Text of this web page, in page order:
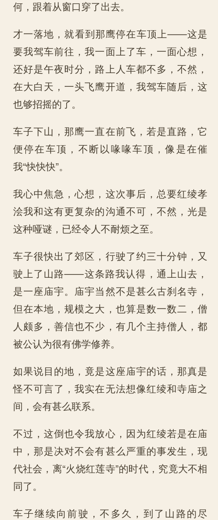
何，跟着从窗口穿了出去。
才一落地，就看到那鹰停在车顶上——这是
要我驾车前往，我一面上了车，一面心想，
还好是午夜时分，路上人车都不多，不然，
在大白天，一头飞鹰开道，我驾车随后，这
也够招摇的了。
车子下山，那鹰一直在前飞，若是直路，它
便停在车顶，不断以喙喙车顶，像是在催
我“快快快”。
我心中焦急，心想，这次事后，总要红绫孝
浍我和这有更复杂的沟通不可，不然，光是
这种哑谜，已经令人不耐烦之至。
车子很快出了郊区，行驶了约三十分钟，又
驶上了山路——这条路我认得，通上山去，
是一座庙宇。庙宇当然不是甚么古刹名寺，
但在本地，规模之大，也算是数一数二，僧
人颇多，善信也不少，有几个主持僧人，都
被公认为很有佛学修养。
如果说目的地，竟是这座庙宇的话，那真是
怪不可言了，我实在无法想像红绫和寺庙之
间，会有甚么联系。
不过，这倒也令我放心，因为红绫若是在庙
中，那是决对不会有甚么严重的事发生，现
代社会，离“火烧红莲寺”的时代，究竟大不相
同了。
车子继续向前驶，不多久，到了山路的尽